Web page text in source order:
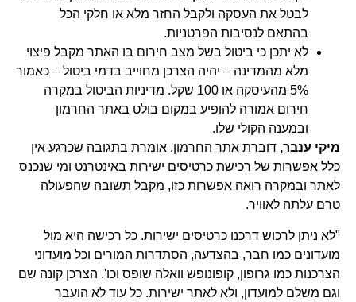
לבטל את העסקה ולקבל החזר מלא או חלקי הכל
בהתאם לנסיבות הפרטניות.
לא יתכן כי ביטול בשל מצב חירום בו האתר מקבל פיצוי
מלא מהמדינה – יהיה הצרכן מחוייב בדמי ביטול – כאמור
5% מהעיסקה או 100 שקל. מדיניות הביטול במקרה
חירום אמורה להופיע במקום בולט באתר החרמון
ובמענה הקולי שלו.
מיקי ענבר,דוברת אתר החרמון, אומרת בתגובה שכרגע אין
כלל אפשרות של רכישת כרטיסים ישירות באינטרנט ומי שנכנס
לאתר ובמקרה רואה אפשרות כזו, מקבל תשובה שהפעולה
טרם עלתה לאוויר.
"לא ניתן לרכוש דרכנו כרטיסים ישירות. כל רכישה היא מול
מועדונים כמו חבר, בהצדעה, הסתדרות המורים וכל מועדוני
הצרכנות כמו גרופון, קופונופש וואלה שופס וכו'. הצרכן קונה שם
וגם משלם למועדון, ולא לאתר ישירות. כל עוד לא הועבר